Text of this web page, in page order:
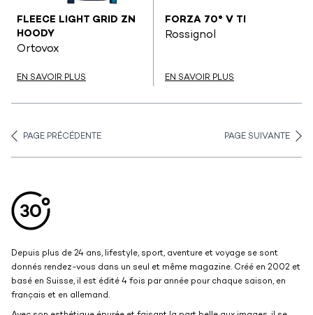
FLEECE LIGHT GRID ZN
HOODY
Ortovox
EN SAVOIR PLUS
FORZA 70° V TI
Rossignol
EN SAVOIR PLUS
PAGE PRÉCÉDENTE PAGE SUIVANTE
Depuis plus de 24 ans, lifestyle, sport, aventure et voyage se sont
donnés rendez-vous dans un seul et même magazine. Créé en 2002 et
basé en Suisse, il est édité 4 fois par année pour chaque saison, en
français et en allemand.